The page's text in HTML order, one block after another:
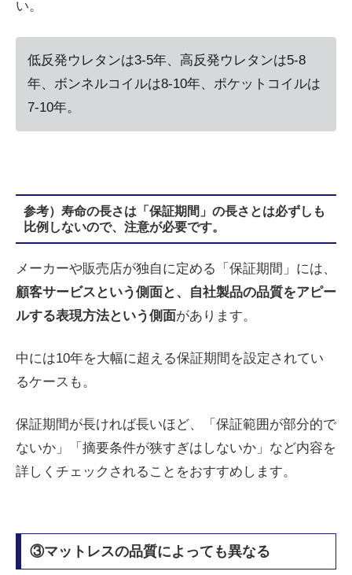
い。
低反発ウレタンは3-5年、高反発ウレタンは5-8
年、ボンネルコイルは8-10年、ポケットコイルは
7-10年。
参考）寿命の長さは「保証期間」の長さとは必ずしも
比例しないので、注意が必要です。
メーカーや販売店が独自に定める「保証期間」には、
顧客サービスという側面と、自社製品の品質をアピー
ルする表現方法という側面があります。
中には10年を大幅に超える保証期間を設定されてい
るケースも。
保証期間が長ければ長いほど、「保証範囲が部分的で
ないか」「摘要条件が狭すぎはしないか」など内容を
詳しくチェックされることをおすすめします。
③マットレスの品質によっても異なる